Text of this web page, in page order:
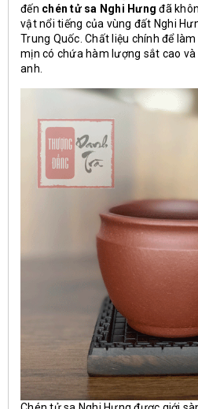
đến chén tử sa Nghi Hưng đã
vật nổi tiếng của vùng đất Nghi
Trung Quốc. Chất liệu chính để làm
mịn có chứa hàm lượng sắt cao
anh.